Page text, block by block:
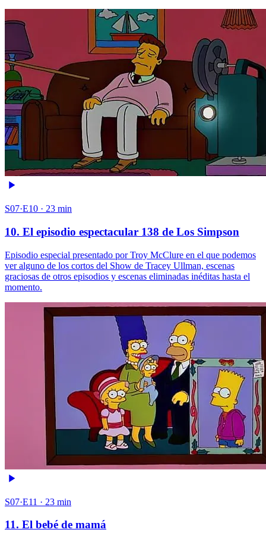
S07·E10 · 23 min
10. El episodio espectacular 138 de Los Simpson
Episodio especial presentado por Troy McClure en el que podemos
ver alguno de los cortos del Show de Tracey Ullman, escenas
graciosas de otros episodios y escenas eliminadas inéditas hasta el
momento.
S07·E11 · 23 min
11. El bebé de mamá